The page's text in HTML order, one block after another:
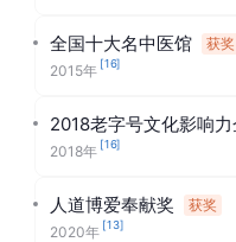
全国十大名中医馆
获奖
2015年 [16]
2018老字号文化影响
2018年 [16]
人道博爱奉献奖
获奖
2020年 [13]